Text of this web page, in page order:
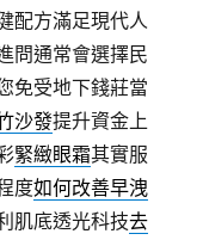
配方滿足現代人
問通常會選擇民
免受地下錢莊當
沙發提升資金上
緊緻眼霜其實服
度如何改善早洩
肌底透光科技去